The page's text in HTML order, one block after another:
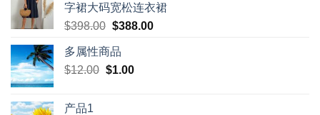
字裙大码宽松连衣裙
$398.00 Original
was:
$398.00.
$388.00Current
多属性商品
$12.00 Original
$1.00Current
产品1